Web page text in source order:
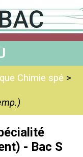
Chimie spé >
- Bac S